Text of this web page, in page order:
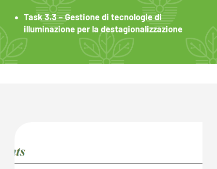
Task 3.3 – Gestione di tecnologie di
illuminazione per la destagionalizzazione